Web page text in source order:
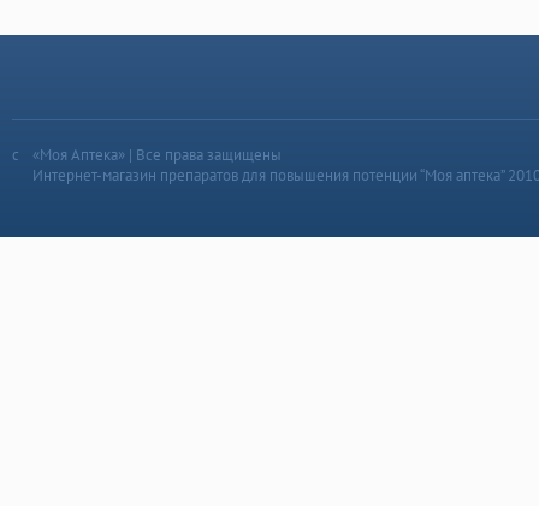
«Моя Аптека» | Все права защищены
Интернет-магазин препаратов для повышения потенции “Моя аптека”